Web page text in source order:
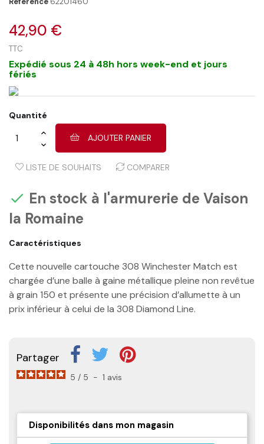
42,90 €
TTC
Expédié sous 24 à 48h hors week-end et jours
fériés
Quantité
AJOUTER PANIER
LISTE DE SOUHAITS COMPARER
 En stock à l'armurerie de Vaison
la Romaine
Caractéristiques
Cette nouvelle cartouche 308 Winchester Match est
chargée d’une balle à gaine métallique pleine non revêtue
à grain 150 et présente une précision d’allumette à un
prix inférieur à celui de la 308 Diamond Line.
Partager
5 / 5 - 1 avis
Disponibilités dans mon magasin